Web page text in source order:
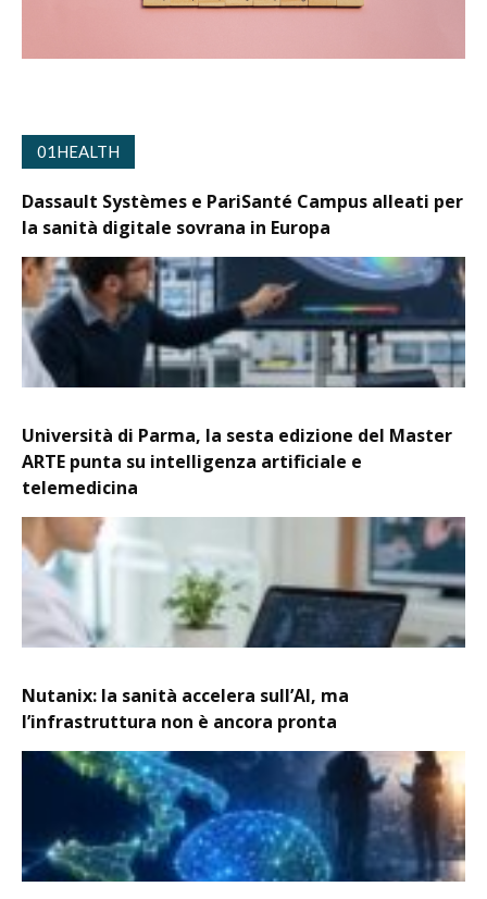
01HEALTH
Dassault Systèmes e PariSanté Campus alleati per
la sanità digitale sovrana in Europa
Università di Parma, la sesta edizione del Master
ARTE punta su intelligenza artificiale e
telemedicina
Nutanix: la sanità accelera sull’AI, ma
l’infrastruttura non è ancora pronta